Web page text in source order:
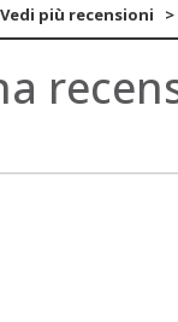
Vedi più recensioni >